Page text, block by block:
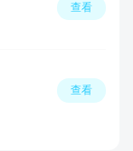
查看
查看